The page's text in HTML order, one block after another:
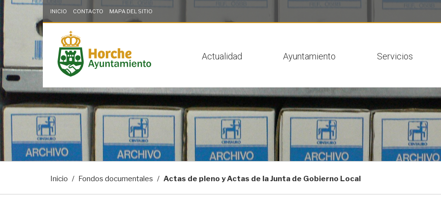
Saltar al contenido
Saltar a la navegación
Información de contacto
INICIO CONTACTO MAPA DEL SITIO
Actualidad Ayuntamiento Servicios
Inicio Fondos documentales Actas de pleno y Actas de la Junta de Gobierno Local